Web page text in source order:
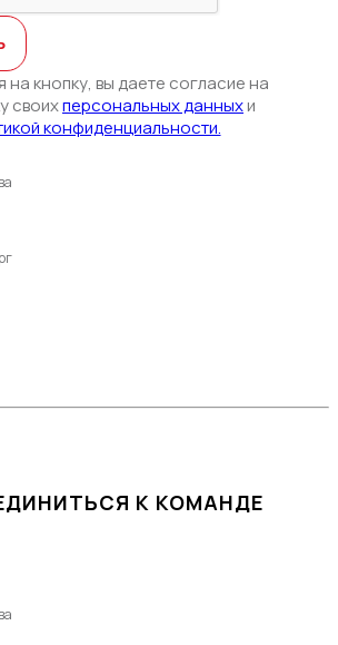
кнопку, вы даете согласие на
своихперсональных данныхи
конфиденциальности.
К КОМАНДЕ